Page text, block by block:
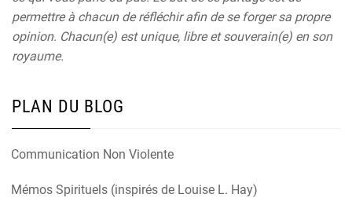
permettre à chacun de réfléchir afin de se forger sa propre
opinion. Chacun(e) est unique, libre et souverain(e) en son
royaume.
PLAN DU BLOG
Communication Non Violente
Mémos Spirituels (inspirés de Louise L. Hay)